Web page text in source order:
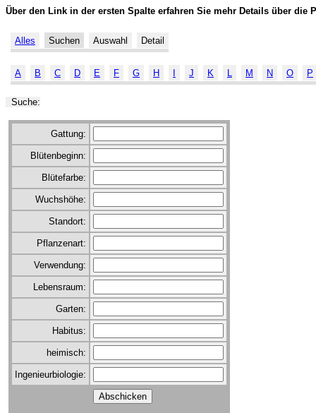
Über den Link in der ersten Spalte erfahren Sie mehr Details über die
Alles Suchen Auswahl Detail
A B C D E F G H J K L M N O P
Suche:
Gattung:
Blütenbeginn:
Blütefarbe:
Wuchshöhe:
Standort:
Pflanzenart:
Verwendung:
Lebensraum:
Garten:
Habitus:
heimisch:
Ingenieurbiologie: